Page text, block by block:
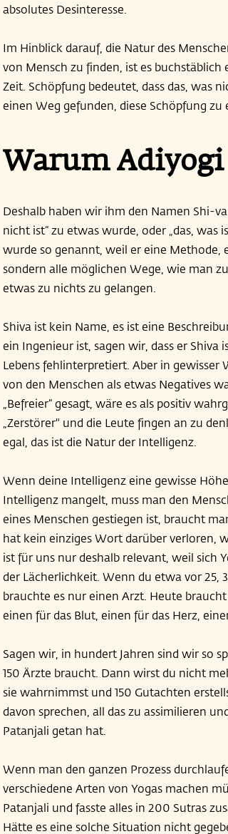
absolutes Desinteresse.
Im Hinblick darauf, die Natur des
von Mensch zu finden, ist es
Zeit. Schöpfung bedeutet, dass das, was
einen Weg gefunden, diese Schöpfung
Warum
Deshalb haben wir ihm den Namen Shi-va
nicht ist“ zu etwas wurde, oder „das, was
wurde so genannt, weil er eine Methode,
sondern alle möglichen Wege, wie man
etwas zu nichts zu gelangen.
Shiva ist kein Name, es ist eine
ein Ingenieur ist, sagen wir, dass er Shiva
Lebens fehlinterpretiert. Aber in gewisser
von den Menschen als etwas Negatives
„Befreier“ gesagt, wäre es als positiv
„Zerstörer" und die Leute fingen an zu
egal, das ist die Natur der Intelligenz.
Wenn deine Intelligenz eine gewisse
Intelligenz mangelt, muss man den
eines Menschen gestiegen ist, braucht
hat kein einziges Wort darüber verloren,
ist für uns nur deshalb relevant, weil sich
der Lächerlichkeit. Wenn du etwa vor 25,
brauchte es nur einen Arzt. Heute braucht
einen für das Blut, einen für das Herz,
Sagen wir, in hundert Jahren sind wir so
150 Ärzte braucht. Dann wirst du nicht
sie wahrnimmst und 150 Gutachten
davon sprechen, all das zu assimilieren
Patanjali getan hat.
Wenn man den ganzen Prozess
verschiedene Arten von Yogas machen
Patanjali und fasste alles in 200 Sutras
Hätte es eine solche Situation nicht